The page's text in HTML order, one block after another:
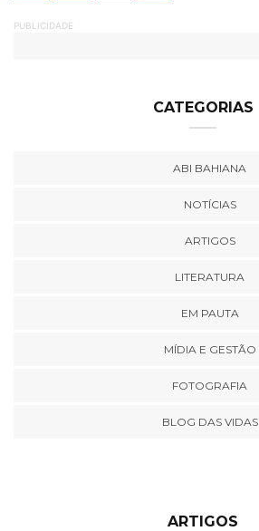
PUBLICIDADE
CATEGORIAS
ABI BAHIANA
NOTÍCIAS
ARTIGOS
LITERATURA
EM PAUTA
MÍDIA E GESTÃO
FOTOGRAFIA
BLOG DAS VIDAS
ARTIGOS